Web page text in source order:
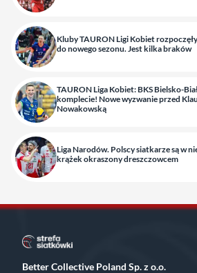
Kluby TAURON Ligi Kobiet
do nowego sezonu. Jest kilka braków
TAURON Liga Kobiet: BKS Bielsko-
komplecie! Nowe wyzwanie przed
Nowakowską
Liga Narodów. Polscy siatkarze są w
krążek okraszony dreszczowcem
Better Collective Poland Sp. z o.o.